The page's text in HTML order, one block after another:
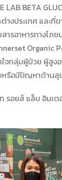
BETA
งประเทศ และที่
อาหารทางโภช
Organic
จกลุ่มผู้ป่วย ผู้สูง
หรือมีปัญหาด้าน
รอยส์ แล็บ อินเ